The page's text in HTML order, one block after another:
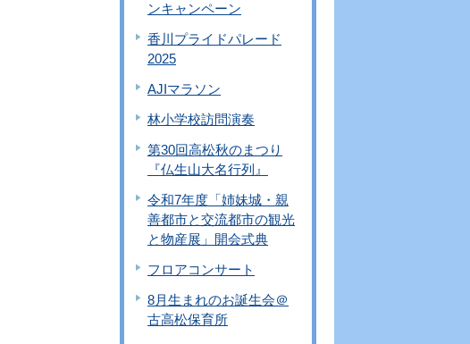
ンキャンペーン
香川プライドパレード
2025
AJIマラソン
林小学校訪問演奏
第30回高松秋のまつり
『仏生山大名行列』
令和7年度「姉妹城・親
善都市と交流都市の観光
と物産展」開会式典
フロアコンサート
8月生まれのお誕生会＠
古高松保育所